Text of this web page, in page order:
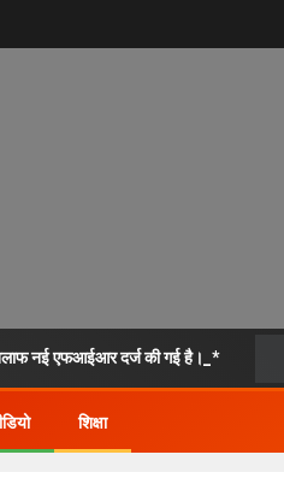
नई एफआईआर दर्ज की गई है।_*
शिक्षा